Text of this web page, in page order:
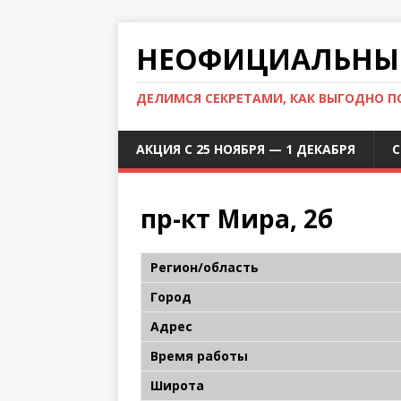
ДЕЛИМСЯ СЕКРЕТАМИ, КАК ВЫГОДНО
АКЦИЯ С 25 НОЯБРЯ — 1 ДЕКАБРЯ
пр-кт Мира, 2б
Регион/область
Город
Адрес
Время работы
Широта